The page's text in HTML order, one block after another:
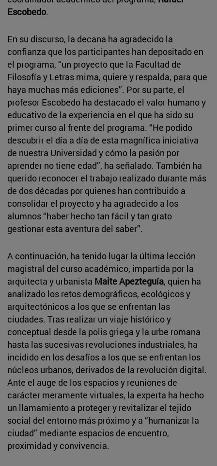
Escobedo.
En su discurso, la decana ha agradecido la
confianza que los participantes han depositado en
el programa, “un proyecto que la Facultad de
Filosofía y Letras mima, quiere y respalda, para que
haya muchas más ediciones”. Por su parte, el
profesor Escobedo ha destacado el valor humano y
educativo de la experiencia en el que ha sido su
primer curso al frente del programa. “He podido
descubrir el día a día de esta magnífica iniciativa
de nuestra Universidad y cómo la pasión por
aprender no tiene edad”, ha señalado. También ha
querido reconocer el trabajo realizado durante más
de dos décadas por quienes han contribuido a
consolidar el proyecto y ha agradecido a los
alumnos “haber hecho tan fácil y tan grato
gestionar esta aventura del saber”.
A continuación, ha tenido lugar la última lección
magistral del curso académico, impartida por la
arquitecta y urbanista Maite Apezteguía, quien ha
analizado los retos demográficos, ecológicos y
arquitectónicos a los que se enfrentan las
ciudades. Tras realizar un viaje histórico y
conceptual desde la polis griega y la urbe romana
hasta las sucesivas revoluciones industriales, ha
incidido en los desafíos a los que se enfrentan los
núcleos urbanos, derivados de la revolución digital.
Ante el auge de los espacios y reuniones de
carácter meramente virtuales, la experta ha hecho
un llamamiento a proteger y revitalizar el tejido
social del entorno más próximo y a “humanizar la
ciudad” mediante espacios de encuentro,
proximidad y convivencia.